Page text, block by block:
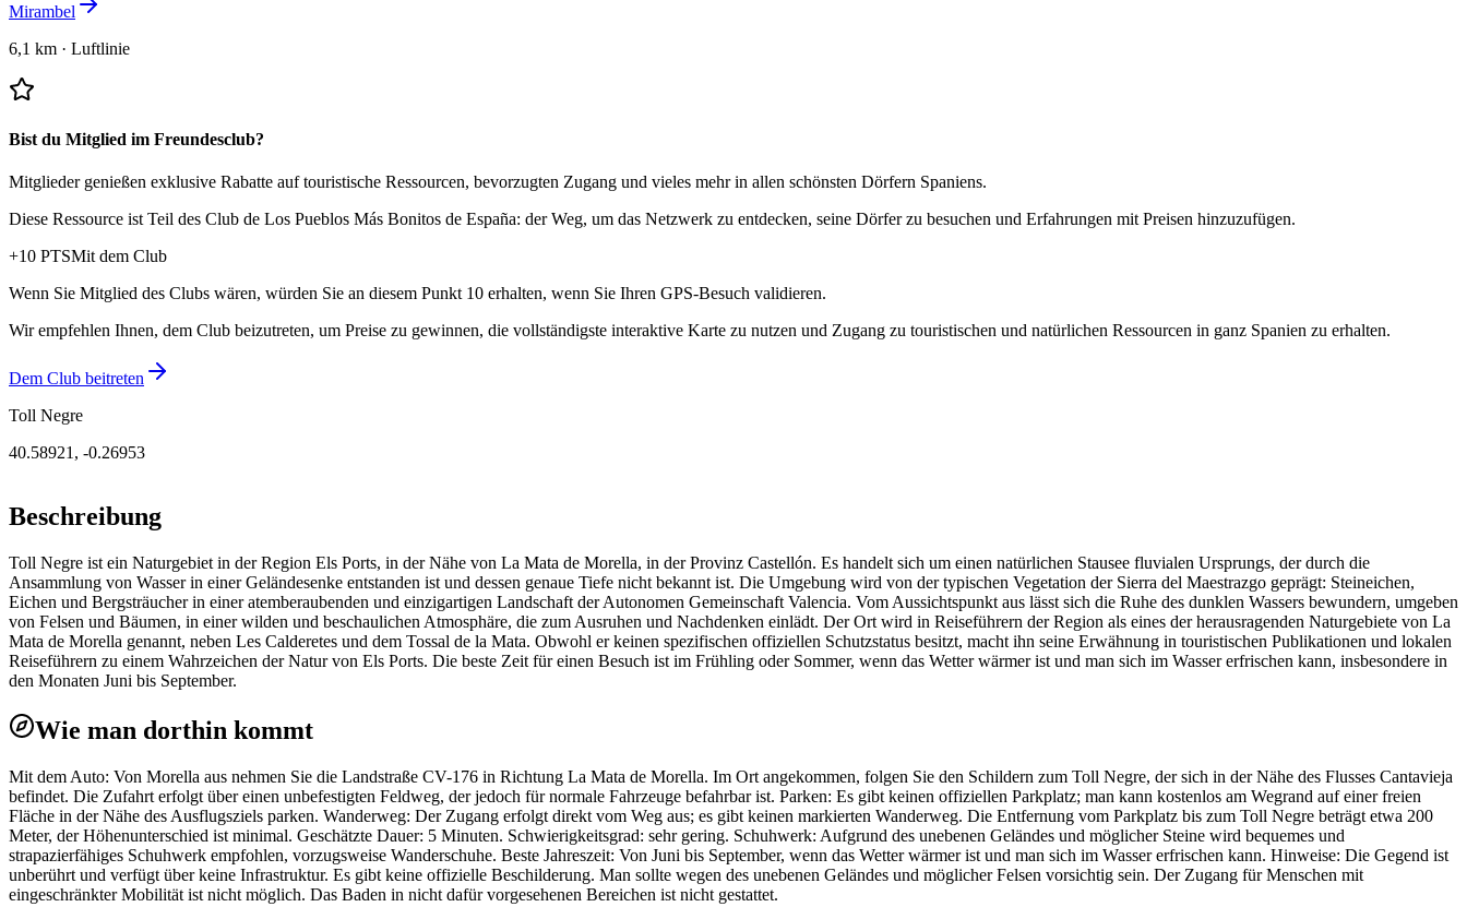
Mirambel
6,1 km · Luftlinie
Bist du Mitglied im Freundesclub?
Mitglieder genießen exklusive Rabatte auf touristische Ressourcen, bevorzugten Zugang und vieles mehr in allen schönsten Dörfern Spaniens.
Diese Ressource ist Teil des Club de Los Pueblos Más Bonitos de España: der Weg, um das Netzwerk zu entdecken, seine Dörfer zu besuchen und Erfahrungen mit Preisen hinzuzufügen.
+10 PTSMit dem Club
Wenn Sie Mitglied des Clubs wären, würden Sie an diesem Punkt 10 erhalten, wenn Sie Ihren GPS-Besuch validieren.
Wir empfehlen Ihnen, dem Club beizutreten, um Preise zu gewinnen, die vollständigste interaktive Karte zu nutzen und Zugang zu touristischen und natürlichen Ressourcen in ganz Spanien zu erhalten.
Dem Club beitreten
Toll Negre
40.58921, -0.26953
Beschreibung
Toll Negre ist ein Naturgebiet in der Region Els Ports, in der Nähe von La Mata de Morella, in der Provinz Castellón. Es handelt sich um einen natürlichen Stausee fluvialen Ursprungs, der durch die
Ansammlung von Wasser in einer Geländesenke entstanden ist und dessen genaue Tiefe nicht bekannt ist. Die Umgebung wird von der typischen Vegetation der Sierra del Maestrazgo geprägt: Steineichen,
Eichen und Bergsträucher in einer atemberaubenden und einzigartigen Landschaft der Autonomen Gemeinschaft Valencia. Vom Aussichtspunkt aus lässt sich die Ruhe des dunklen Wassers bewundern, umgeben
von Felsen und Bäumen, in einer wilden und beschaulichen Atmosphäre, die zum Ausruhen und Nachdenken einlädt. Der Ort wird in Reiseführern der Region als eines der herausragenden Naturgebiete von La
Mata de Morella genannt, neben Les Calderetes und dem Tossal de la Mata. Obwohl er keinen spezifischen offiziellen Schutzstatus besitzt, macht ihn seine Erwähnung in touristischen Publikationen und lokalen
Reiseführern zu einem Wahrzeichen der Natur von Els Ports. Die beste Zeit für einen Besuch ist im Frühling oder Sommer, wenn das Wetter wärmer ist und man sich im Wasser erfrischen kann, insbesondere in
den Monaten Juni bis September.
Wie man dorthin kommt
Mit dem Auto: Von Morella aus nehmen Sie die Landstraße CV-176 in Richtung La Mata de Morella. Im Ort angekommen, folgen Sie den Schildern zum Toll Negre, der sich in der Nähe des Flusses Cantavieja
befindet. Die Zufahrt erfolgt über einen unbefestigten Feldweg, der jedoch für normale Fahrzeuge befahrbar ist. Parken: Es gibt keinen offiziellen Parkplatz; man kann kostenlos am Wegrand auf einer freien
Fläche in der Nähe des Ausflugsziels parken. Wanderweg: Der Zugang erfolgt direkt vom Weg aus; es gibt keinen markierten Wanderweg. Die Entfernung vom Parkplatz bis zum Toll Negre beträgt etwa 200
Meter, der Höhenunterschied ist minimal. Geschätzte Dauer: 5 Minuten. Schwierigkeitsgrad: sehr gering. Schuhwerk: Aufgrund des unebenen Geländes und möglicher Steine wird bequemes und
strapazierfähiges Schuhwerk empfohlen, vorzugsweise Wanderschuhe. Beste Jahreszeit: Von Juni bis September, wenn das Wetter wärmer ist und man sich im Wasser erfrischen kann. Hinweise: Die Gegend ist
unberührt und verfügt über keine Infrastruktur. Es gibt keine offizielle Beschilderung. Man sollte wegen des unebenen Geländes und möglicher Felsen vorsichtig sein. Der Zugang für Menschen mit
eingeschränkter Mobilität ist nicht möglich. Das Baden in nicht dafür vorgesehenen Bereichen ist nicht gestattet.